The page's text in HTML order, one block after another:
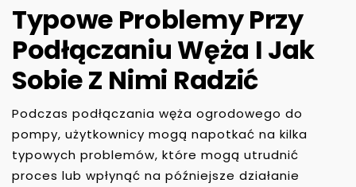
Typowe Problemy Przy
Podłączaniu Węża I Jak
Sobie Z Nimi Radzić
Podczas podłączania węża ogrodowego do
pompy, użytkownicy mogą napotkać na kilka
typowych problemów, które mogą utrudnić
proces lub wpłynąć na późniejsze działanie